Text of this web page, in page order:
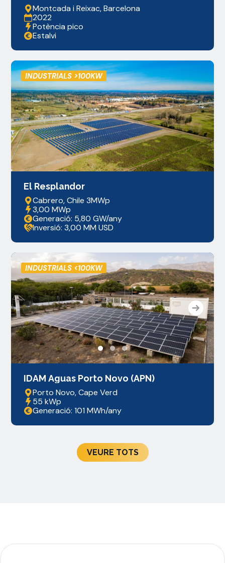
Montcada i Reixac, Barcelona
2022
Potència pico
Estalvi
INDUSTRIALS >100KW
El Resplandor
Cabrero, Chile 3MWp
3,00 MWp
Generació: 5,80 GW/any
Inversió: 3,00 MM USD
INDUSTRIALS <100KW
IDAM Aguas Porto Novo (APN)
Porto Novo, Cape Verd
55 kWp
Generació: 101 MWh/any
VEURE TOTS